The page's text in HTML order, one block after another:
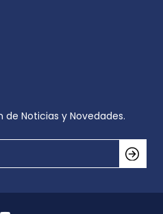
Noticias y Novedades.